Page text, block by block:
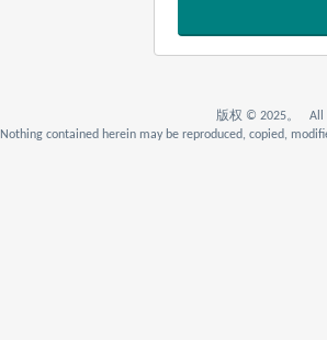
版权 © 2025。 All
Nothing contained herein may be reproduced, copied,